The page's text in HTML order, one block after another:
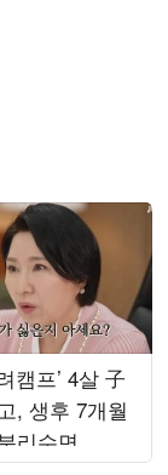
캠프’ 4살 子
, 생후 7개월
리수면...이